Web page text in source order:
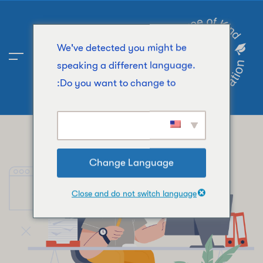
We've detected you might be
speaking a different language.
Do you want to change to:
Change Language
Close and do not switch language